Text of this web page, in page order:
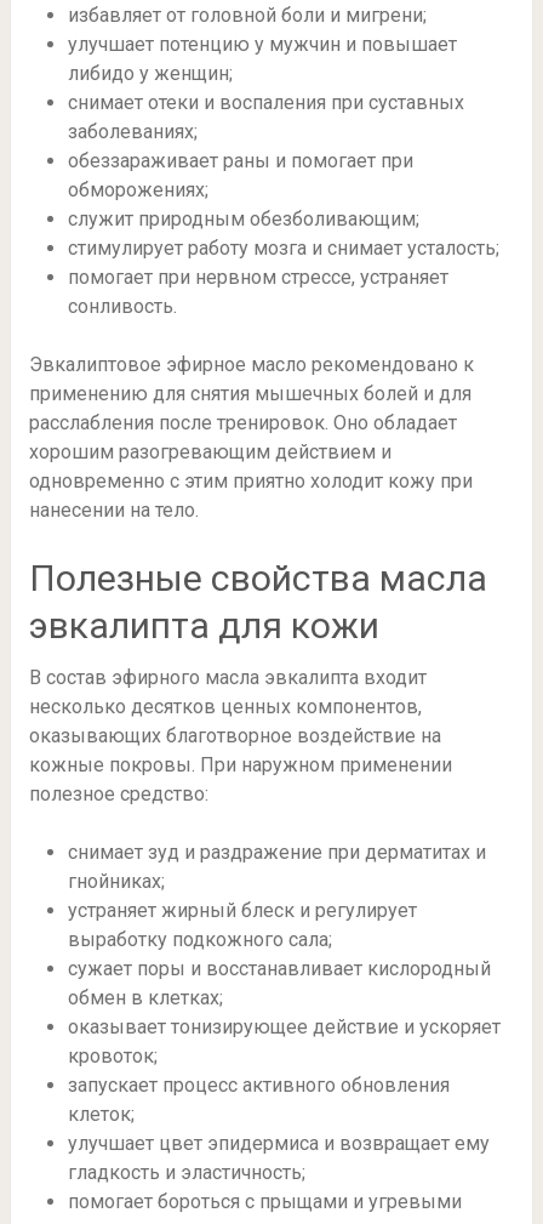
избавляет от головной боли и мигрени;
улучшает потенцию у мужчин и повышает
либидо у женщин;
снимает отеки и воспаления при суставных
заболеваниях;
обеззараживает раны и помогает при
обморожениях;
служит природным обезболивающим;
стимулирует работу мозга и снимает усталость;
помогает при нервном стрессе, устраняет
сонливость.
Эвкалиптовое эфирное масло рекомендовано к
применению для снятия мышечных болей и для
расслабления после тренировок. Оно обладает
хорошим разогревающим действием и
одновременно с этим приятно холодит кожу при
нанесении на тело.
Полезные свойства масла
эвкалипта для кожи
В состав эфирного масла эвкалипта входит
несколько десятков ценных компонентов,
оказывающих благотворное воздействие на
кожные покровы. При наружном применении
полезное средство:
снимает зуд и раздражение при дерматитах и
гнойниках;
устраняет жирный блеск и регулирует
выработку подкожного сала;
сужает поры и восстанавливает кислородный
обмен в клетках;
оказывает тонизирующее действие и ускоряет
кровоток;
запускает процесс активного обновления
клеток;
улучшает цвет эпидермиса и возвращает ему
гладкость и эластичность;
помогает бороться с прыщами и угревыми